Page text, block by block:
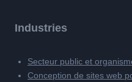
Industries
Secteur public et
Conception de sites web